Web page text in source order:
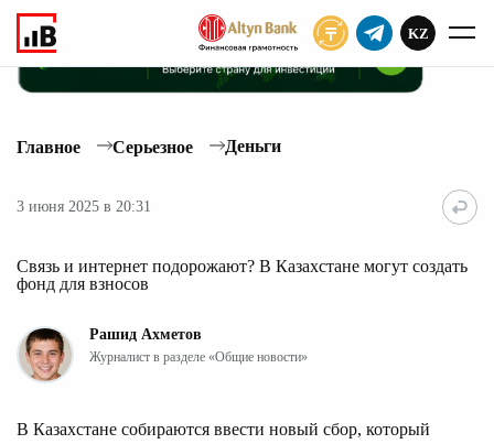
KZ
Главное Серьезное Деньги
3 июня 2025 в 20:31
Связь и интернет подорожают? В Казахстане могут создать
фонд для взносов
Рашид Ахметов
Журналист в разделе «Общие новости»
В Казахстане собираются ввести новый сбор, который